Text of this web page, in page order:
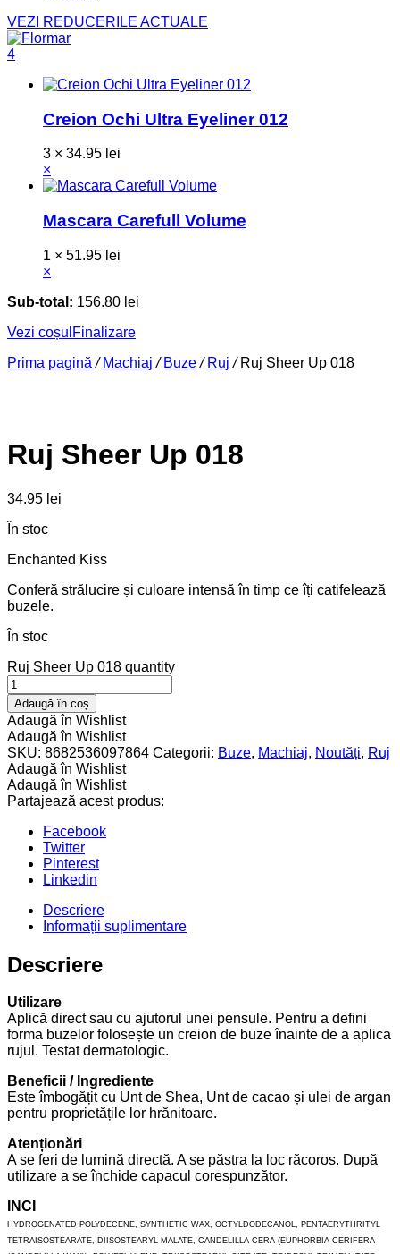
VEZI REDUCERILE ACTUALE
4
Creion Ochi Ultra Eyeliner 012
3 × 34.95 lei
×
Mascara Carefull Volume
1 × 51.95 lei
×
Sub-total: 156.80 lei
Vezi coșul Finalizare
Prima pagină / Machiaj / Buze/ Ruj / Ruj Sheer Up 018
Ruj Sheer Up 018
34.95 lei
În stoc
Enchanted Kiss
Conferă strălucire și culoare intensă în timp ce îți catifelează
buzele.
În stoc
Ruj Sheer Up 018 quantity
Adaugă în coș
Adaugă în Wishlist
Adaugă în Wishlist
SKU: 8682536097864 Categorii: Buze, Machiaj, Noutăți, Ruj
Adaugă în Wishlist
Adaugă în Wishlist
Partajează acest produs:
Facebook
Twitter
Pinterest
Linkedin
Descriere
Informații suplimentare
Descriere
Utilizare
Aplică direct sau cu ajutorul unei pensule. Pentru a defini
forma buzelor folosește un creion de buze înainte de a aplica
rujul. Testat dermatologic.
Beneficii / Ingrediente
Este îmbogățit cu Unt de Shea, Unt de cacao și ulei de argan
pentru proprietățile lor hrănitoare.
Atenționări
A se feri de lumină directă. A se păstra la loc răcoros. După
utilizare a se închide capacul corespunzător.
INCI
HYDROGENATED POLYDECENE, SYNTHETIC WAX, OCTYLDODECANOL, PENTAERYTHRITYL
TETRAISOSTEARATE, DIISOSTEARYL MALATE, CANDELILLA CERA (EUPHORBIA CERIFERA